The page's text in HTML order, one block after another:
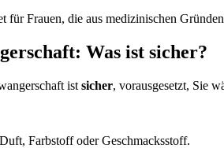
Frauen, die aus medizinischen
Was ist sicher?
ist sicher, vorausgesetzt, Sie
Farbstoff oder Geschmacksstoff.